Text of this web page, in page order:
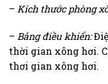
– Kích thước phòng
– Bảng điều khiển:
thời gian xông hơi.
thơi gian xông hơi.